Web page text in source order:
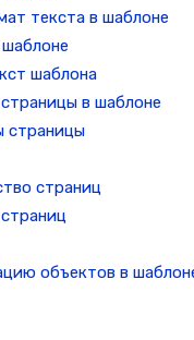
текста в шаблоне
шаблона
в шаблоне
страницы
страниц
объектов в